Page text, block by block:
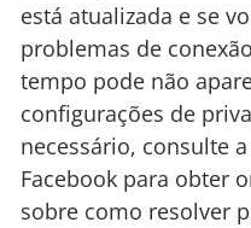
está atualizada e se
problemas de
tempo pode não
configurações de
necessário, consulte
Facebook para obter
sobre como resolver